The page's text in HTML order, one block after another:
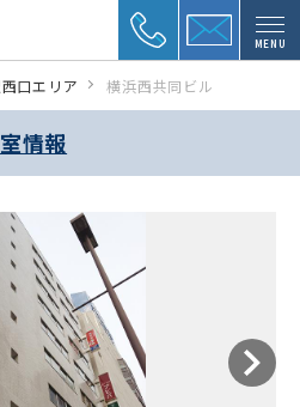
MENU
口エリア 横浜西共同ビル
情報